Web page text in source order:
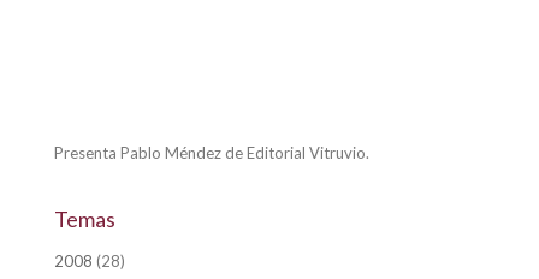
Presenta Pablo Méndez de Editorial Vitruvio.
Temas
2008 (28)